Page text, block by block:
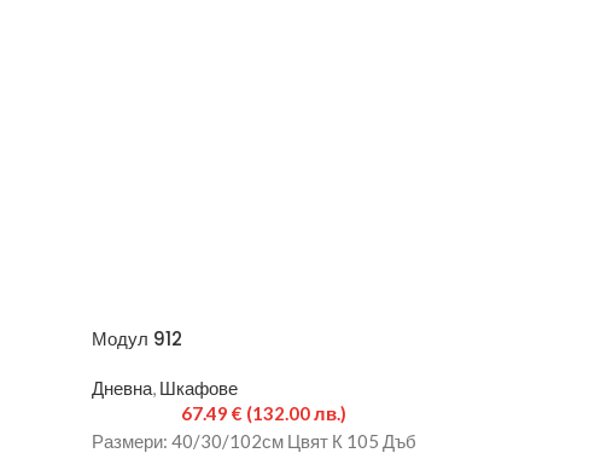
Модул 912
Дневна, Шкафове
67.49 € (132.00 лв.)
Размери: 40/30/102см Цвят К 105 Дъб